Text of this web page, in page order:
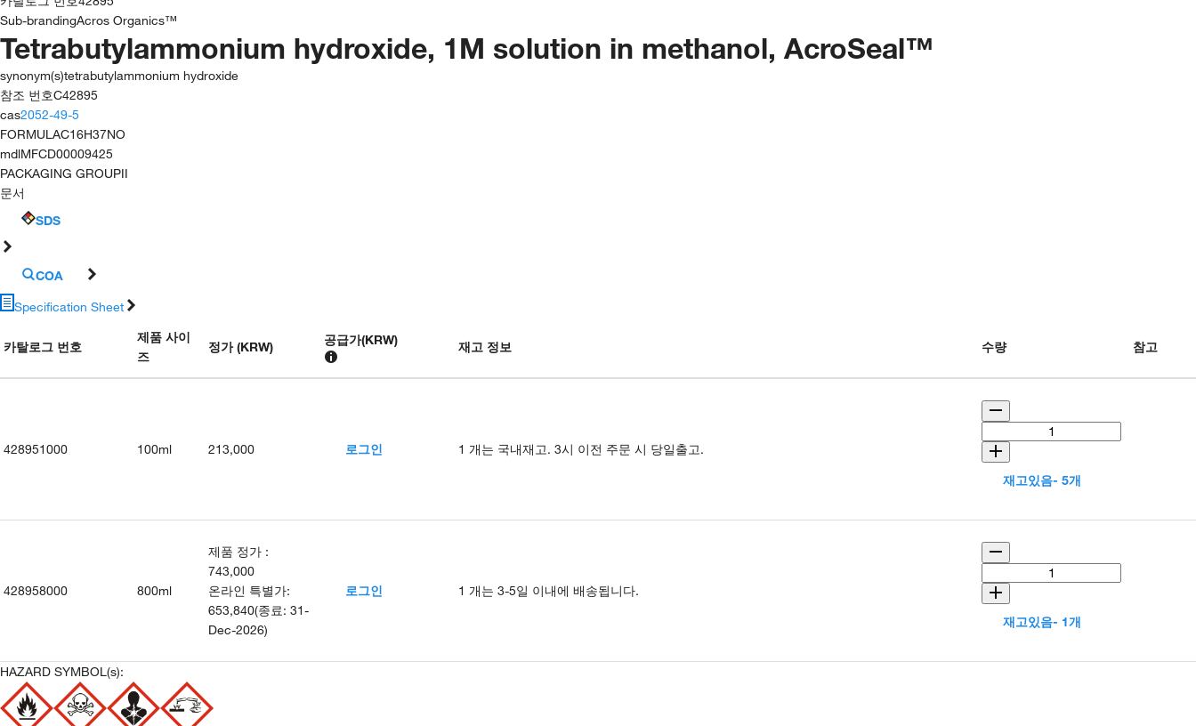
Sub-brandingAcros Organics™
Tetrabutylammonium hydroxide, 1M solution in methanol, AcroSeal™
synonym(s)tetrabutylammonium hydroxide
참조 번호C42895
cas2052-49-5
FORMULAC16H37NO
mdlMFCD00009425
PACKAGING GROUPII
문서
SDS
COA
Specification Sheet
카탈로그 번호
제품 사이
즈
정가 (KRW) 공급가(KRW) 재고 정보 수량 참고
428951000 100ml 213,000 로그인 1 개는 국내재고. 3시 이전 주문 시 당일출고.
재고있음- 5개
428958000 800ml
제품 정가 :
743,000
온라인 특별가:
653,840(종료: 31-
Dec-2026)
로그인 1 개는 3-5일 이내에 배송됩니다.
재고있음- 1개
HAZARD SYMBOL(s):